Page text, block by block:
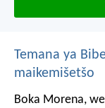
Temana ya
maikemišetšo
Boka Morena,